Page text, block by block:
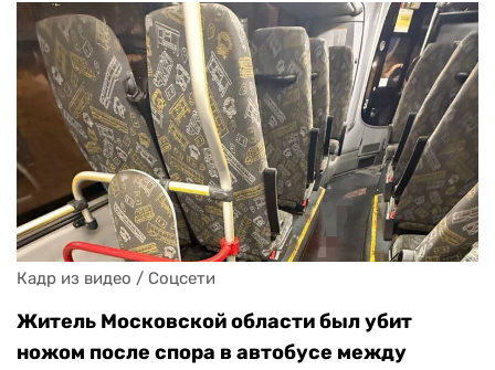
Кадр из видео / Соцсети
Житель Московской области был убит
ножом после спора в автобусе между